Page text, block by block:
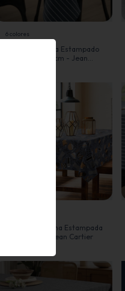
6 colores
Mantel de Cocina Estampado
Lineal 150x200 cm - Jean
Mantel de Cuerina Estampada
140x300 cm - Jean Cartier